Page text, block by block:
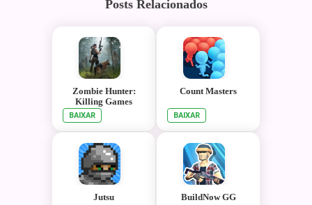
Posts Relacionados
Zombie Hunter:
Killing Games
BAIXAR
Count Masters
BAIXAR
Jutsu BuildNow GG